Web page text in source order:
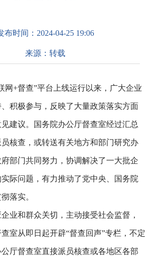
布时间： 2024-04-25 19:06
来源： 转载
网+督查”平台上线运行以来，广大企业
积极参与，反映了大量政策落实方面
建议。国务院办公厅督查室经过汇总
核查，或转送有关地方和部门研究办
部门共同努力，协调解决了一大批企
际问题，有力推动了党中央、国务院
落实。
业和群众关切，主动接受社会监督，
室从即日起开辟“督查回声”专栏，不定
厅督查室直接派员核查或各地区各部